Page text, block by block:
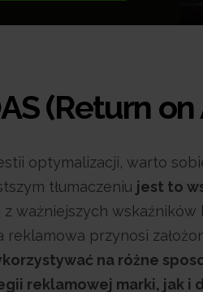
(Return
optymalizacji, warto
tłumaczeniu jest to
ważniejszych
reklamowa przynosi
na różne
reklamowej marki, jak i